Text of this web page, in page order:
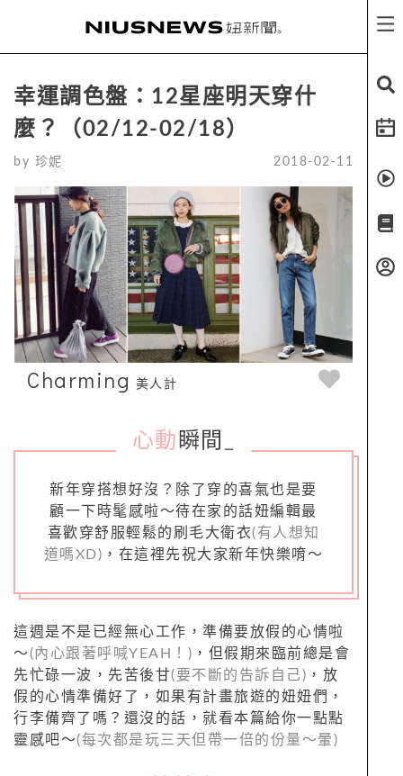
幸運調色盤：12星座明天穿什
麼？（02/12-02/18）
by 珍妮 2018-02-11
Charming 美人計
心動 瞬間
新年穿搭想好沒？除了穿的喜氣也是要
顧一下時髦感啦～待在家的話妞編輯最
喜歡穿舒服輕鬆的刷毛大衛衣(有人想知
道嗎XD) ，在這裡先祝大家新年快樂唷～
這週是不是已經無心工作，準備要放假的心情啦
～(內心跟著呼喊YEAH！) ，但假期來臨前總是會
先忙碌一波，先苦後甘(要不斷的告訴自己) ，放
假的心情準備好了，如果有計畫旅遊的妞妞們，
行李備齊了嗎？還沒的話，就看本篇給你一點點
靈感吧～(每次都是玩三天但帶一倍的份量～暈)